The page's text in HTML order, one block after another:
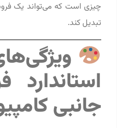
چیزی است که می‌تواند یک
تبدیل کند.
استاندارد
جانبی